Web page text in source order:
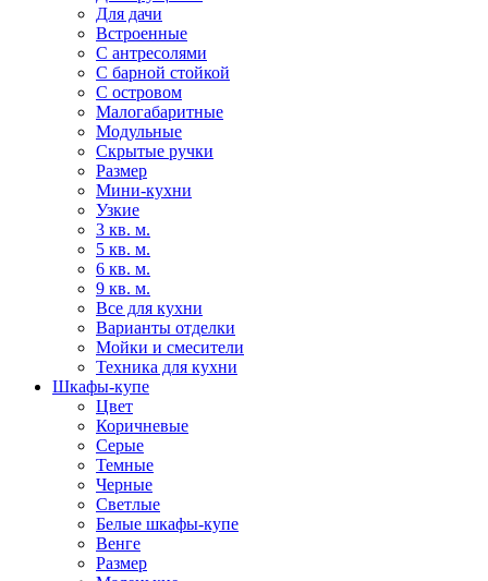
Для дачи
Встроенные
С антресолями
С барной стойкой
С островом
Малогабаритные
Модульные
Скрытые ручки
Размер
Мини-кухни
Узкие
3 кв. м.
5 кв. м.
6 кв. м.
9 кв. м.
Все для кухни
Варианты отделки
Мойки и смесители
Техника для кухни
Шкафы-купе
Цвет
Коричневые
Серые
Темные
Черные
Светлые
Белые шкафы-купе
Венге
Размер